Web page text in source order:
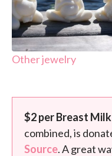
Other jewelry
$2 per Breast
combined, is
Source. A great